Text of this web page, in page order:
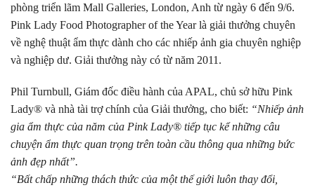
phòng triển lãm Mall Galleries, London, Anh từ ngày 6 đến 9/6.
Pink Lady Food Photographer of the Year là giải thưởng chuyên
về nghệ thuật ẩm thực dành cho các nhiếp ảnh gia chuyên nghiệp
và nghiệp dư. Giải thưởng này có từ năm 2011.
Phil Turnbull, Giám đốc điều hành của APAL, chủ sở hữu Pink
Lady® và nhà tài trợ chính của Giải thưởng, cho biết: “Nhiếp ảnh
gia ẩm thực của năm của Pink Lady® tiếp tục kể những câu
chuyện ẩm thực quan trọng trên toàn cầu thông qua những bức
ảnh đẹp nhất”.
“Bất chấp những thách thức của một thế giới luôn thay đổi,